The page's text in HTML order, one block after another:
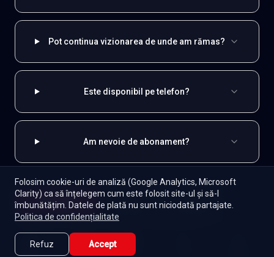
Folosim cookie-uri de analiză (Google Analytics, Microsoft
Clarity) ca să înțelegem cum este folosit site-ul și să-l
îmbunătățim. Datele de plată nu sunt niciodată partajate.
Politica de confidențialitate
Refuz Accept
Pot continua vizionarea de unde am rămas?
Este disponibil pe telefon?
Am nevoie de abonament?
EXPLOREAZĂ ȘI
Seriale de dramă Seriale de familie
Începe Episoade Lista mea
Filme